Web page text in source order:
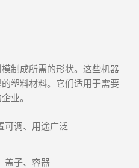
制成所需的形状。这些机器
塑料材料。它们适用于需要
业。
可调、用途广泛
盖子、容器